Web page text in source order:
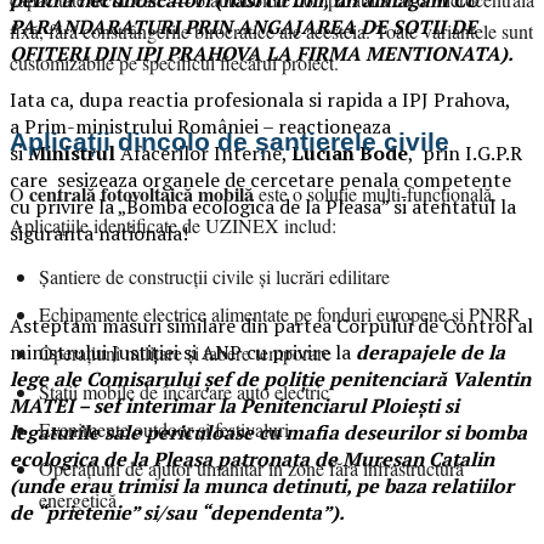
PARANDARATURI PRIN ANGAJAREA DE SOTII DE
OFITERI DIN IPJ PRAHOVA LA FIRMA MENTIONATA).
Iata ca, dupa reactia profesionala si rapida a IPJ Prahova,
aPrim-ministrului României – reactioneaza
siMinistrulAfacerilor Interne,Lucian Bode, prin I.G.P.R
care sesizeaza organele de cercetare penala competente
cu privire la „Bomba ecologica de la Pleasa” si atentatul la
siguranta nationala!
Asteptam masuri similare din partea Corpului de Control al
ministrului Justiției si ANP cu privire la derapajele de la
lege ale Comisarului șef de poliție penitenciară Valentin
MATEI – sef interimar la Penitenciarul Ploieşti si
legaturile sale periculoase cu mafia deseurilor si bomba
ecologica de la Pleasa patronata de Muresan Catalin
(unde erau trimisi la munca detinuti, pe baza relatiilor
de “prietenie” si/sau “dependenta”).
fixă, fără constrângerile birocratice ale acesteia. Toate variantele sunt
customizabile pe specificul fiecărui proiect.
Aplicații dincolo de șantierele civile
Ocentrală fotovoltaică mobilăeste o soluție multi-funcțională.
Aplicațiile identificate de UZINEX includ:
Șantiere de construcții civile și lucrări edilitare
Echipamente electrice alimentate pe fonduri europene și PNRR
Operațiuni militare și tabere temporare
Stații mobile de încărcare auto electric
Evenimente outdoor și festivaluri
Operațiuni de ajutor umanitar în zone fără infrastructură
energetică